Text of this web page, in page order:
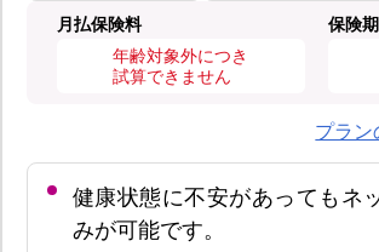
月払保険料
年齢対象外につき
試算できません
保険
プラン
健康状態に不安があってもネ
みが可能です。